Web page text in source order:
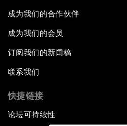
成为我们的合作伙伴
成为我们的会员
订阅我们的新闻稿
联系我们
快捷链接
论坛可持续性